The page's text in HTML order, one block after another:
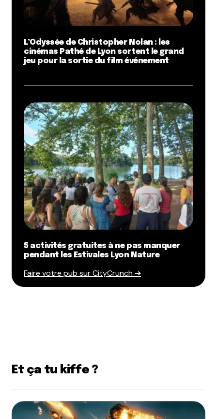
L’Odyssée de Christopher Nolan : les
cinémas Pathé de Lyon sortent le grand
jeu pour la sortie du film événement
5 activités gratuites à ne pas manquer
pendant les Estivales Lyon Nature
Faire votre pub sur CityCrunch ➔
Et ça tu kiffe ?